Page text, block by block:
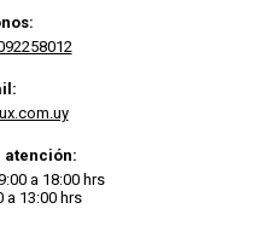
atención:
a 18:00 hrs
a 13:00 hrs